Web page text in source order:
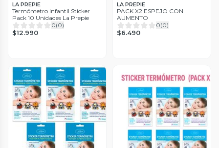
LA PREPIE
Termómetro Infantil Sticker
Pack 10 Unidades La Prepie
0(0)
$12.990
LA PREPIE
PACK X2 ESPEJO CON
AUMENTO
0(0)
$6.490